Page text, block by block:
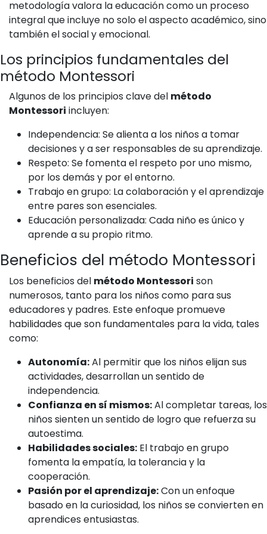
metodología valora la educación como un proceso
integral que incluye no solo el aspecto académico, sino
también el social y emocional.
Los principios fundamentales del
método Montessori
Algunos de los principios clave del método
Montessori incluyen:
Independencia: Se alienta a los niños a tomar
decisiones y a ser responsables de su aprendizaje.
Respeto: Se fomenta el respeto por uno mismo,
por los demás y por el entorno.
Trabajo en grupo: La colaboración y el aprendizaje
entre pares son esenciales.
Educación personalizada: Cada niño es único y
aprende a su propio ritmo.
Beneficios del método Montessori
Los beneficios del método Montessori son
numerosos, tanto para los niños como para sus
educadores y padres. Este enfoque promueve
habilidades que son fundamentales para la vida, tales
como:
Autonomía:Al permitir que los niños elijan sus
actividades, desarrollan un sentido de
independencia.
Confianza en sí mismos:Al completar tareas, los
niños sienten un sentido de logro que refuerza su
autoestima.
Habilidades sociales: El trabajo en grupo
fomenta la empatía, la tolerancia y la
cooperación.
Pasión por el aprendizaje:Con un enfoque
basado en la curiosidad, los niños se convierten en
aprendices entusiastas.